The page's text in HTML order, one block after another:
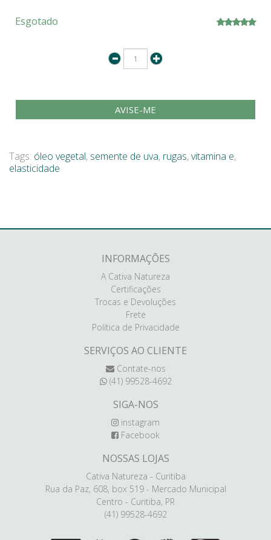
Esgotado
AVISE-ME
Tags: óleo vegetal, semente de uva, rugas,vitamina e,
elasticidade
INFORMAÇÕES
A Cativa Natureza
Certificações
Trocas e Devoluções
Frete
Política de Privacidade
SERVIÇOS AO CLIENTE
Contate-nos
(41) 99528-4692
SIGA-NOS
instagram
Facebook
NOSSAS LOJAS
Cativa Natureza - Curitiba
Rua da Paz, 608, box 519 - Mercado Municipal
Centro - Curitiba, PR
(41) 99528-4692